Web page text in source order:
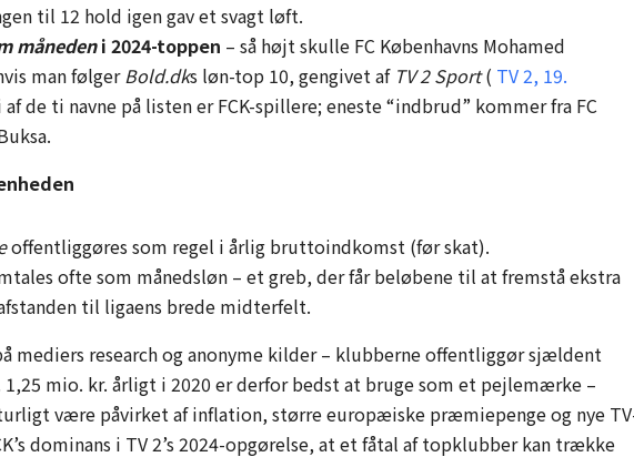
til 12 hold igen gav et svagt løft.
månedeni 2024-toppen – så højt skulle FC Københavns Mohamed
man følger Bold.dks løn-top 10, gengivet af TV 2 Sport( TV 2, 19.
af de ti navne på listen er FCK-spillere; eneste “indbrud” kommer fra FC
offentliggøres som regel i årlig bruttoindkomst (før skat).
ofte som månedsløn – et greb, der får beløbene til at fremstå ekstra
til ligaens brede midterfelt.
mediers research og anonyme kilder – klubberne offentliggør sjældent
mio. kr. årligt i 2020 er derfor bedst at bruge som et pejlemærke –
være påvirket af inflation, større europæiske præmiepenge og nye
dominans i TV 2’s 2024-opgørelse, at et fåtal af topklubber kan trække